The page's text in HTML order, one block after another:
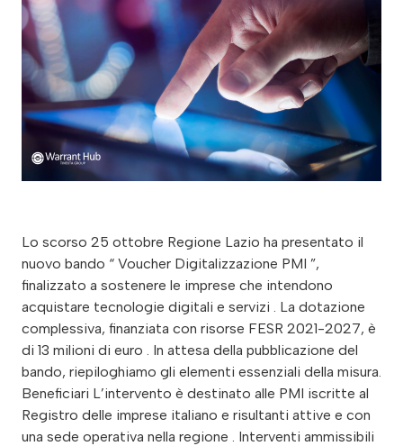
Lo scorso 25 ottobre Regione Lazio ha presentato il
nuovo bando “ Voucher Digitalizzazione PMI ”,
finalizzato a sostenere le imprese che intendono
acquistare tecnologie digitali e servizi . La dotazione
complessiva, finanziata con risorse FESR 2021-2027, è
di 13 milioni di euro . In attesa della pubblicazione del
bando, riepiloghiamo gli elementi essenziali della misura.
Beneficiari L’intervento è destinato alle PMI iscritte al
Registro delle imprese italiano e risultanti attive e con
una sede operativa nella regione . Interventi ammissibili